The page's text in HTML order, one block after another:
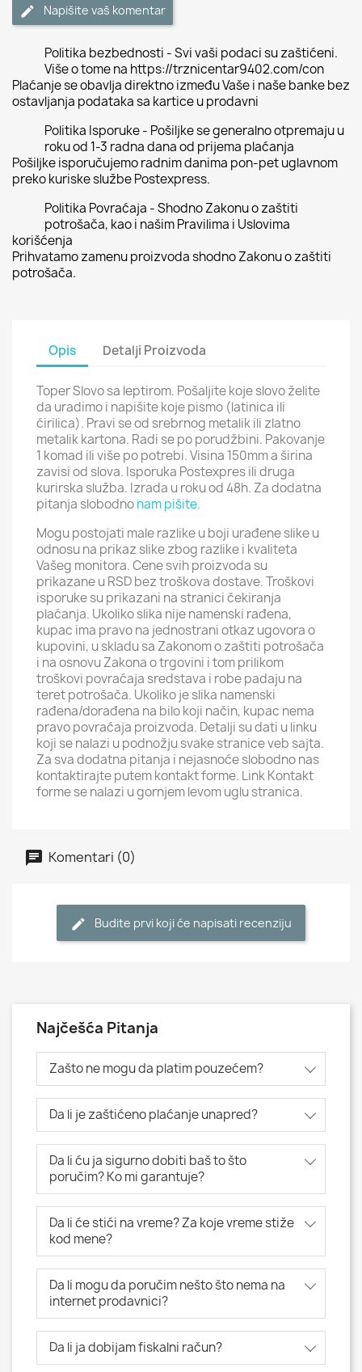
Napišite vaš komentar
Politika bezbednosti - Svi vaši podaci su zaštićeni.
Više o tome na https://trznicentar9402.com/con
Plaćanje se obavlja direktno između Vaše i naše banke bez
ostavljanja podataka sa kartice u prodavni
Politika Isporuke - Pošiljke se generalno otpremaju u
roku od 1-3 radna dana od prijema plaćanja
Pošiljke isporučujemo radnim danima pon-pet uglavnom
preko kuriske službe Postexpress.
Politika Povraćaja - Shodno Zakonu o zaštiti
potrošača, kao i našim Pravilima i Uslovima
korišćenja
Prihvatamo zamenu proizvoda shodno Zakonu o zaštiti
potrošača.
Opis Detalji Proizvoda
Toper Slovo sa leptirom. Pošaljite koje slovo želite
da uradimo i napišite koje pismo (latinica ili
ćirilica). Pravi se od srebrnog metalik ili zlatno
metalik kartona. Radi se po porudžbini. Pakovanje
1 komad ili više po potrebi. Visina 150mm a širina
zavisi od slova. Isporuka Postexpres ili druga
kurirska služba. Izrada u roku od 48h. Za dodatna
pitanja slobodnonam pišite.
Mogu postojati male razlike u boji urađene slike u
odnosu na prikaz slike zbog razlike i kvaliteta
Vašeg monitora. Cene svih proizvoda su
prikazane u RSD bez troškova dostave. Troškovi
isporuke su prikazani na stranici čekiranja
plaćanja. Ukoliko slika nije namenski rađena,
kupac ima pravo na jednostrani otkaz ugovora o
kupovini, u skladu sa Zakonom o zaštiti potrošača
i na osnovu Zakona o trgovini i tom prilikom
troškovi povraćaja sredstava i robe padaju na
teret potrošača. Ukoliko je slika namenski
rađena/dorađena na bilo koji način, kupac nema
pravo povraćaja proizvoda. Detalji su dati u linku
koji se nalazi u podnožju svake stranice veb sajta.
Za sva dodatna pitanja i nejasnoće slobodno nas
kontaktirajte putem kontakt forme. Link Kontakt
forme se nalazi u gornjem levom uglu stranica.
Komentari (0)
Budite prvi koji će napisati recenziju
Najčešća Pitanja
Zašto ne mogu da platim pouzećem?
Da li je zaštićeno plaćanje unapred?
Da li ću ja sigurno dobiti baš to što
poručim? Ko mi garantuje?
Da li će stići na vreme? Za koje vreme stiže
kod mene?
Da li mogu da poručim nešto što nema na
internet prodavnici?
Da li ja dobijam fiskalni račun?